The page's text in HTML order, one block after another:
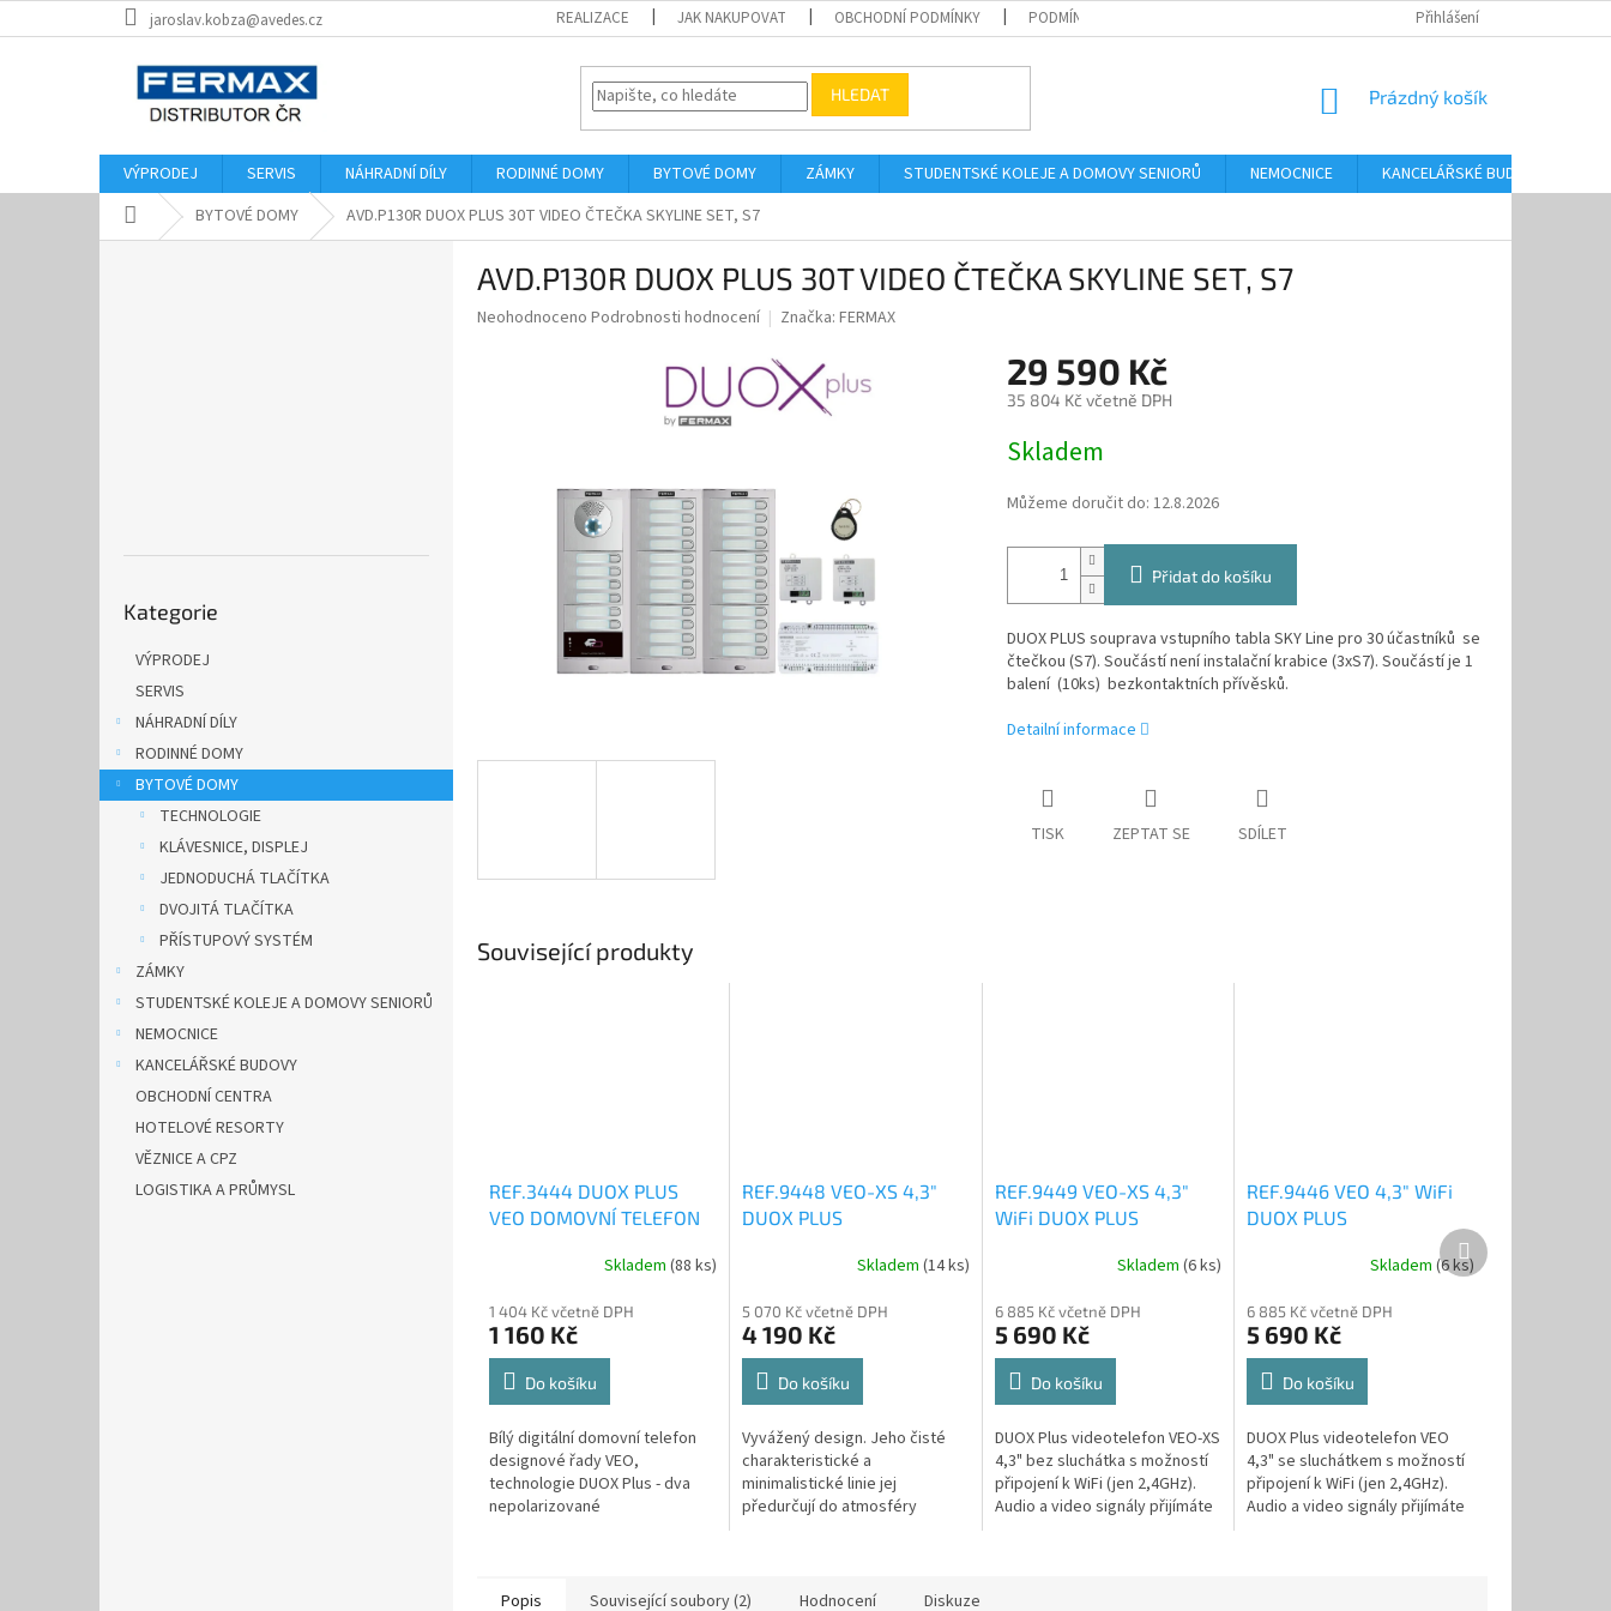
na
jaroslav.kobza@avedes.cz REALIZACE JAK NAKUPOVAT OBCHODNÍ PODMÍNKY PODMÍNKY OCHRANY OSOBNÍCH ÚDAJŮ Přihlášení
HLEDAT
NÁKUPNÍ
Prázdný košík
VÝPRODEJ SERVIS NÁHRADNÍ DÍLY RODINNÉ DOMY BYTOVÉ DOMY ZÁMKY STUDENTSKÉ KOLEJE A DOMOVY SENIORŮ NEMOCNICE KANCELÁŘSKÉ BUDOVY
Domů BYTOVÉ DOMY AVD.P130R DUOX PLUS 30T VIDEO ČTEČKA SKYLINE SET, S7
kategorie
Kategorie
VÝPRODEJ
SERVIS
NÁHRADNÍ DÍLY
RODINNÉ DOMY
BYTOVÉ DOMY
TECHNOLOGIE
KLÁVESNICE, DISPLEJ
JEDNODUCHÁ TLAČÍTKA
DVOJITÁ TLAČÍTKA
PŘÍSTUPOVÝ SYSTÉM
ZÁMKY
STUDENTSKÉ KOLEJE A DOMOVY SENIORŮ
NEMOCNICE
KANCELÁŘSKÉ BUDOVY
OBCHODNÍ CENTRA
HOTELOVÉ RESORTY
VĚZNICE A CPZ
LOGISTIKA A PRŮMYSL
AVD.P130R DUOX PLUS 30T VIDEO ČTEČKA SKYLINE SET, S7
Průměrné
Neohodnoceno Podrobnosti hodnocení Značka: FERMAX
29 590 Kč
35 804 Kč včetně DPH
cena:
Skladem
Můžeme doručit do: 12.8.2026
Přidat do košíku
DUOX PLUS souprava vstupního tabla SKY Line pro 30 účastníků se
čtečkou (S7). Součástí není instalační krabice (3xS7). Součástí je 1
balení (10ks) bezkontaktních přívěsků.
Detailní informace
TISK ZEPTAT SE SDÍLET
Související produkty
REF.3444 DUOX PLUS
VEO DOMOVNÍ TELEFON
Skladem (88 ks)
1 404 Kč včetně DPH
1 160 Kč
Do košíku
Bílý digitální domovní telefon
designové řady VEO,
technologie DUOX Plus - dva
nepolarizované
REF.9448 VEO-XS 4,3"
DUOX PLUS
Skladem (14 ks)
5 070 Kč včetně DPH
4 190 Kč
Do košíku
Vyvážený design. Jeho čisté
charakteristické a
minimalistické linie jej
předurčují do atmosféry
REF.9449 VEO-XS 4,3"
WiFi DUOX PLUS
Skladem(6 ks)
6 885 Kč včetně DPH
5 690 Kč
Do košíku
DUOX Plus videotelefon VEO-XS
4,3" bez sluchátka s možností
připojení k WiFi (jen 2,4GHz).
Audio a video signály přijímáte
REF.9446 VEO 4,3" WiFi
DUOX PLUS
Skladem (6 ks)
6 885 Kč včetně DPH
5 690 Kč
Do košíku
DUOX Plus videotelefon VEO
4,3" se sluchátkem s možností
připojení k WiFi (jen 2,4GHz).
Audio a video signály přijímáte
Další
produkt
Popis Související soubory (2) Hodnocení Diskuze